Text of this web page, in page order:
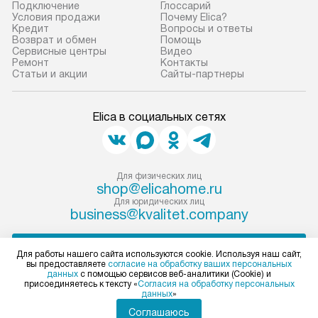
пожалуйста, предварительно
уточните это с менеджером.
За данную услугу взимается
дополнительная плата. Важно
через дверной проем, сотрудники
транспортной службы не могут
другие выступающие элементы, так
как это может привести к отказу
в гарантийном ремонте в будущем.
Перед заказом удостоверьтесь, что
сможете переместить прибор
в нужное место, учитывая размеры
упаковки или без нее.
установленной
и консультацию
В стандартную
не включаются:
коммуникаций,
материалы,
Подключение
Условия продажи
Кредит
Возврат и обмен
Сервисные центры
Ремонт
Статьи и акции
Глоссарий
Почему Elica?
Вопросы и ответы
Помощь
Видео
Контакты
Сайты-партнеры
Elica в социальных сетях
Для физических лиц
shop@elicahome.ru
Для юридических лиц
business@kvalitet.company
Политика конфиденциальности
Условия продажи
Карта сайта
Для работы нашего сайта используются cookie. Используя наш сайт,
вы предоставляете согласие на обработку ваших персональных
данных с помощью сервисов веб-аналитики (Cookie) и
присоединяетесь к тексту «Согласия на обработку персональных
данных»
Соглашаюсь